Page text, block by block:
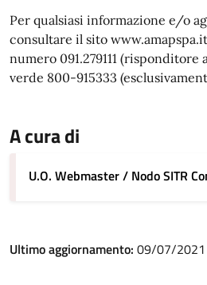
Per qualsiasi informazione e/o
consultare il sito
numero 091.279111
verde 800-915333
A cura di
U.O. Webmaster / Nodo SITR
Ultimo aggiornamento: 09/07/2021